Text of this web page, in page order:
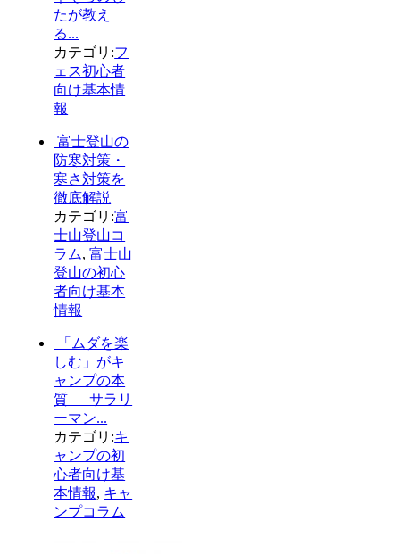
たが教え
る...
カテゴリ:フ
ェス初心者
向け基本情
報
富士登山の
防寒対策・
寒さ対策を
徹底解説
カテゴリ:富
士山登山コ
ラム,富士山
登山の初心
者向け基本
情報
「ムダを楽
しむ」がキ
ャンプの本
質 ― サラリ
ーマン...
カテゴリ:キ
ャンプの初
心者向け基
本情報, キャ
ンプコラム